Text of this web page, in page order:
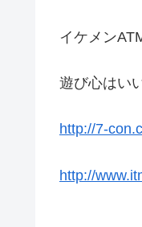
イケメン
遊び心はい
http://7-
http://